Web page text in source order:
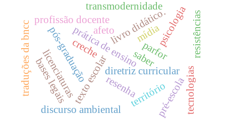
resenhaterritório
diretriz curricular
prática de ensino
texto escolar
pós-graduação saber
discurso ambiental
mídia
livro didático.
licenciaturas parfor
pré-escola
creche
bases legais
psicologia
profissão docente
traduções da bncc tecnologias
transmodernidade
afeto resistências